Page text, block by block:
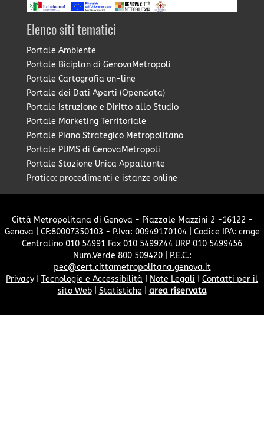
Elenco siti tematici
Portale Ambiente
Portale Biciplan di GenovaMetropoli
Portale Cartografia on-line
Portale dei Dati Aperti (Opendata)
Portale Istruzione e Diritto allo Studio
Portale Marketing Territoriale
Portale Piano Strategico Metropolitano
Portale PUMS di GenovaMetropoli
Portale Stazione Unica Appaltante
Pratico: procedimenti e istanze online
Città Metropolitana di Genova - Piazzale Mazzini 2 -16122 -
Genova | CF:80007350103 - P.Iva: 00949170104 | Codice IPA: cmge
Centralino 010 54991 Fax 010 5499244 URP 010 5499456
Num.Verde 800 509420 | P.E.C.:
pec@cert.cittametropolitana.genova.it
Privacy
Tecnologie e Accessibilità Note Legali
Contatti per il
sito Web| Statistiche area riservata